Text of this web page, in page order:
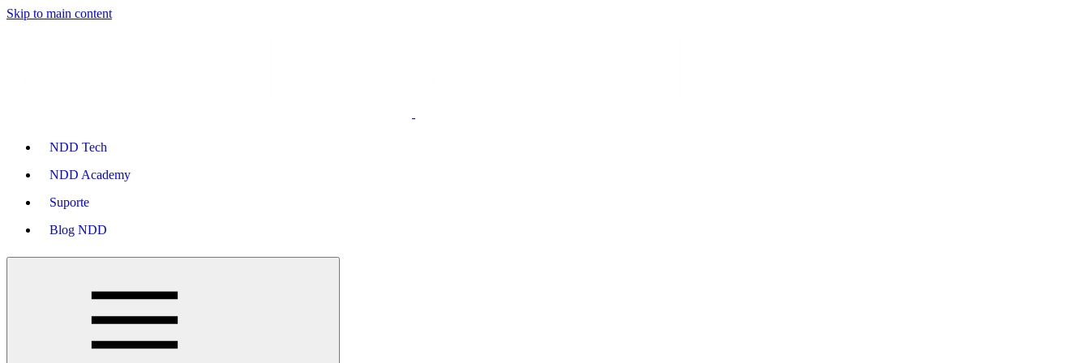
Skip to main content
NDD Tech
NDD Academy
Suporte
Blog NDD